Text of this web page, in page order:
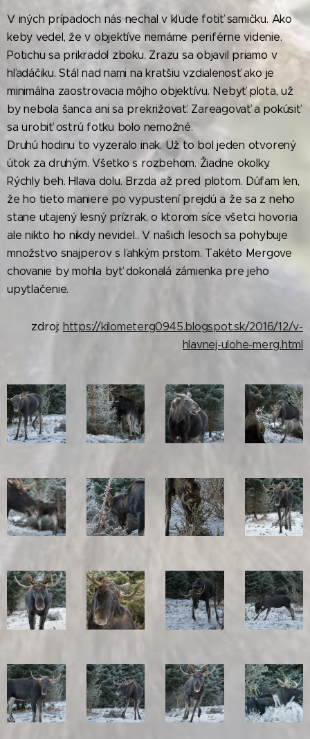
V iných prípadoch nás nechal v kľude fotiť samičku. Ako
keby vedel, že v objektíve nemáme periférne videnie.
Potichu sa prikradol zboku. Zrazu sa objavil priamo v
hľadáčiku. Stál nad nami na kratšiu vzdialenosť ako je
minimálna zaostrovacia môjho objektívu. Nebyť plota, už
by nebola šanca ani sa prekrižovať. Zareagovať a pokúsiť
sa urobiť ostrú fotku bolo nemožné.
Druhú hodinu to vyzeralo inak. Už to bol jeden otvorený
útok za druhým. Všetko s rozbehom. Žiadne okolky.
Rýchly beh. Hlava dolu. Brzda až pred plotom. Dúfam len,
že ho tieto maniere po vypustení prejdú a že sa z neho
stane utajený lesný prízrak, o ktorom síce všetci hovoria
ale nikto ho nikdy nevidel.. V našich lesoch sa pohybuje
množstvo snajperov s ľahkým prstom. Takéto Mergove
chovanie by mohla byť dokonalá zámienka pre jeho
upytlačenie.
zdroj: https://kilometerg0945.blogspot.sk/2016/12/v-
hlavnej-ulohe-merg.html